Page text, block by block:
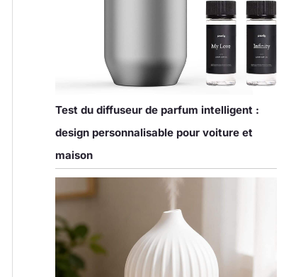
Test du diffuseur de parfum intelligent :
design personnalisable pour voiture et
maison